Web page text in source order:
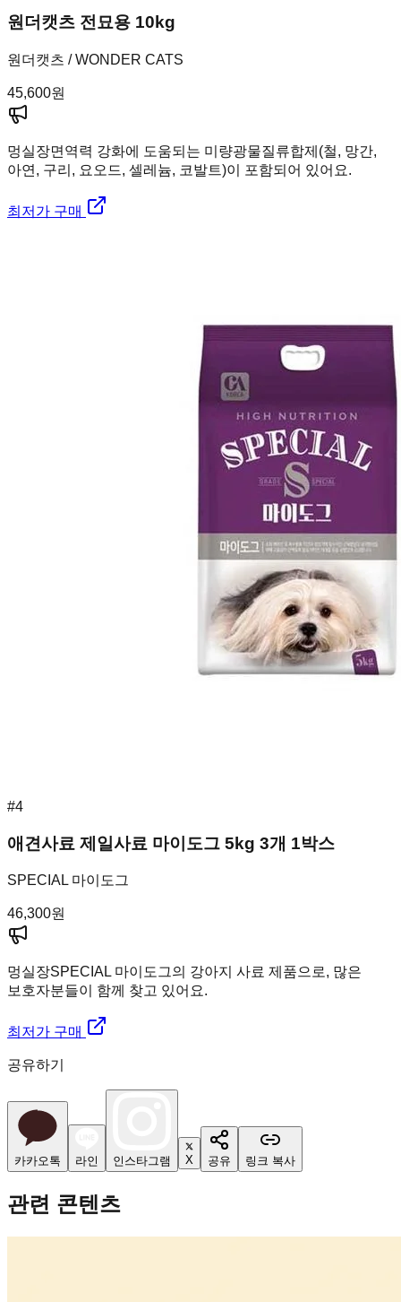
원더캣츠 전묘용 10kg
원더캣츠 / WONDER CATS
45,600원
멍실장면역력 강화에 도움되는 미량광물질류합제(철, 망간,
아연, 구리, 요오드, 셀레늄, 코발트)이 포함되어 있어요.
최저가 구매
#4
애견사료 제일사료 마이도그 5kg 3개 1박스
SPECIAL 마이도그
46,300원
멍실장SPECIAL 마이도그의 강아지 사료 제품으로, 많은
보호자분들이 함께 찾고 있어요.
최저가 구매
공유하기
카카오톡 라인 인스타그램 X 공유 링크 복사
관련 콘텐츠